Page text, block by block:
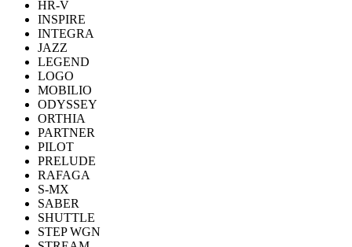
HR-V
INSPIRE
INTEGRA
JAZZ
LEGEND
LOGO
MOBILIO
ODYSSEY
ORTHIA
PARTNER
PILOT
PRELUDE
RAFAGA
S-MX
SABER
SHUTTLE
STEP WGN